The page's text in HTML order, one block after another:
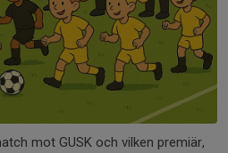
mot GUSK och vilken premiär,